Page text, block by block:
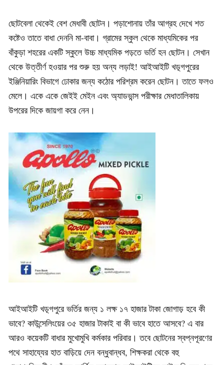
ছোটবেলা থেকেই বেশ মেধাবী ছোটন। পড়াশোনায় তাঁর আগ্রহ দেখে শত
কষ্টেও তাতে বাধা দেননি মা-বাবা। গ্রামের স্কুল থেকে মাধ্যমিকের পর
বাঁকুড়া শহরের একটি স্কুলে উচ্চ মাধ্যমিক পড়তে ভর্তি হন ছোটন। সেখান
থেকে উত্তীর্ণ হওয়ার পর শুরু হয় অন্য লড়াই! আইআইটি খড়্গপুরের
ইঞ্জিনিয়ারিং বিভাগে ঢোকার জন্য কঠোর পরিশ্রম করেন ছোটন। তাতে ফলও
মেলে। একে একে জেইই মেইন এবং অ্যাডভান্স পরীক্ষার মেধাতালিকায়
উপরের দিকে জায়গা করে নেন।
আইআইটি খড়্গপুরে ভর্তির জন্য ১ লক্ষ ১৭ হাজার টাকা জোগাড় হবে কী
ভাবে? কাউন্সেলিংয়ের ৩৫ হাজার টাকাই বা কী ভাবে হাতে আসবে? এ বার
আরও কয়েকটি বাধার মুখোমুখি কর্মকার পরিবার। তবে ছোটনের স্বপ্নপূরণের
পথে সাহায্যের হাত বাড়িয়ে দেন বন্ধুবান্ধব, শিক্ষকরা থেকে বহু